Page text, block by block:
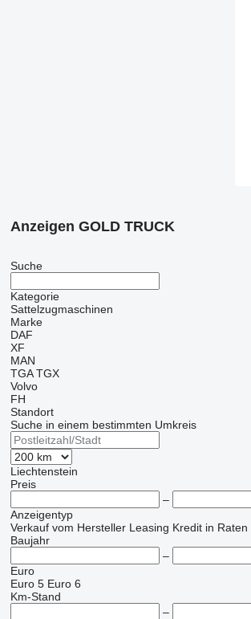
Anzeigen GOLD TRUCK
Suche
Kategorie
Sattelzugmaschinen
Marke
DAF
XF
MAN
TGA TGX
Volvo
FH
Standort
Suche in einem bestimmten Umkreis
Liechtenstein
Preis
–
Anzeigentyp
Verkauf vom Hersteller Leasing Kredit in Raten
Baujahr
–
Euro
Euro 5 Euro 6
Km-Stand
–